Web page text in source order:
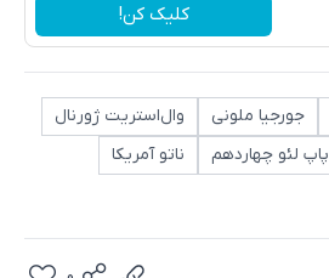
کلیک کن!
جورجیا ملونی
وال‌استریت ژورنال
پاپ لئو چهاردهم
ناتو آمریکا